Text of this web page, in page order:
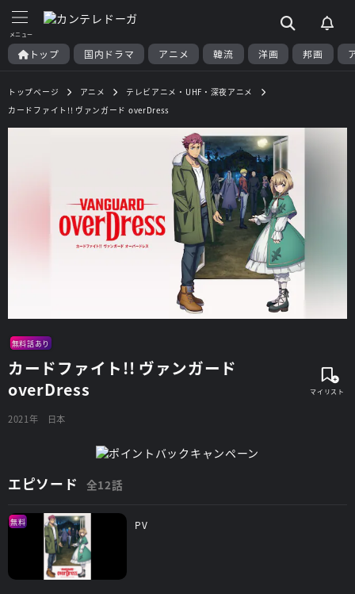
トップ 国内ドラマ アニメ 韓流 洋画 邦画
トップページ アニメ
テレビアニメ・UHF・深夜アニメ
カードファイト!! ヴァンガード overDress
無料話あり
カードファイト!! ヴァンガード
overDress
2021年 日本
エピソード 全12話
無料 PV